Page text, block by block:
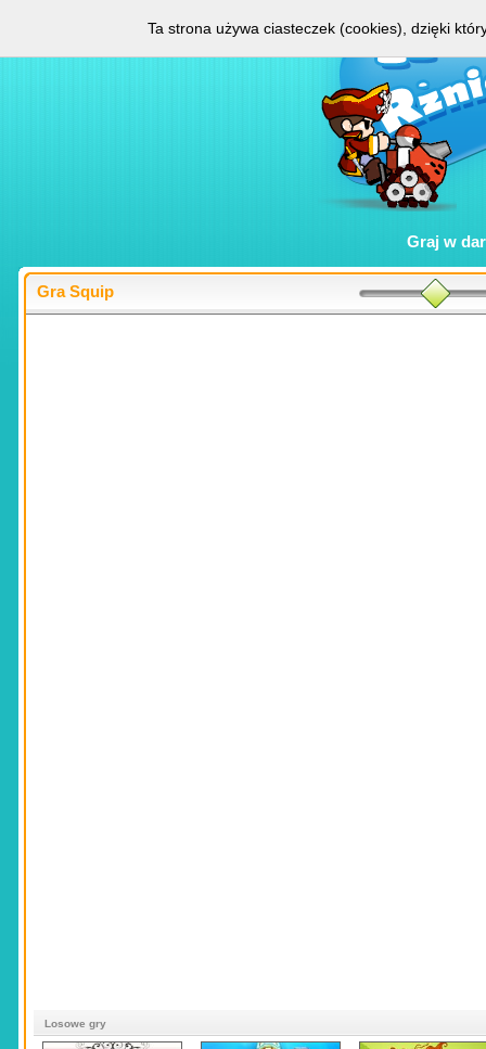
Graj w
Gra Squip
Losowe gry
Ta strona używa ciasteczek (cookies), dzięki